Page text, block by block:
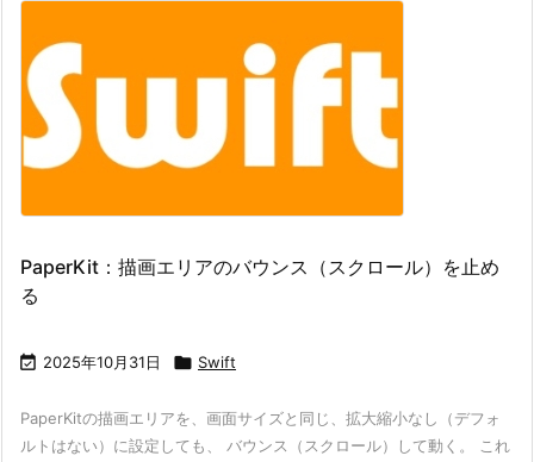
PaperKit：描画エリアのバウンス（スクロール）を止め
る
 2025年10月31日  Swift
PaperKitの描画エリアを、画面サイズと同じ、拡大縮小なし（デフォ
ルトはない）に設定しても、 バウンス（スクロール）して動く。 これ